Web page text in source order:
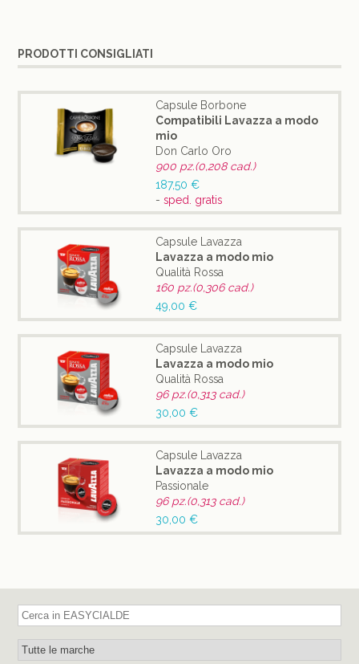
PRODOTTI CONSIGLIATI
Capsule Borbone
Compatibili Lavazza a modo
mio
Don Carlo Oro
900 pz.(0,208 cad.)
187,50 €
- sped. gratis
Capsule Lavazza
Lavazza a modo mio
Qualità Rossa
160 pz.(0,306 cad.)
49,00 €
Capsule Lavazza
Lavazza a modo mio
Qualità Rossa
96 pz.(0,313 cad.)
30,00 €
Capsule Lavazza
Lavazza a modo mio
Passionale
96 pz.(0,313 cad.)
30,00 €